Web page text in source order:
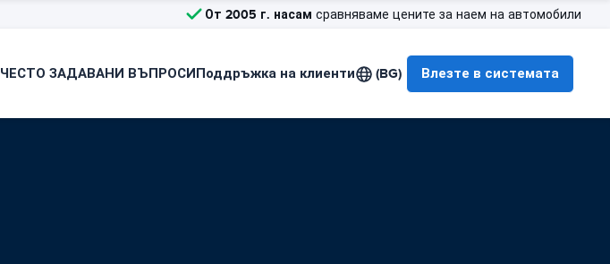
От 2005 г. насам сравняваме цените за наем на автомобили
ЧЕСТО ЗАДАВАНИ ВЪПРОСИПоддръжка на клиенти (BG) Влезте в системата